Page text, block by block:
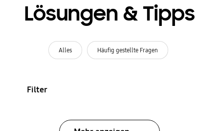
Lösungen & Tipps
Alles Häufig gestellte Fragen
Filter